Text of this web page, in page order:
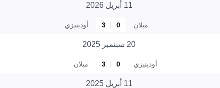
11 أبريل 2026
ميلان 0
3 أودينيزي
20 سبتمبر 2025
أودينيزي 0
3 ميلان
11 أبريل 2025